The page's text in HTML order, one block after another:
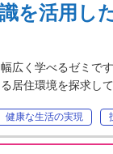
を活用し
広く学べるゼミで
居住環境を探求
健康な生活の実現